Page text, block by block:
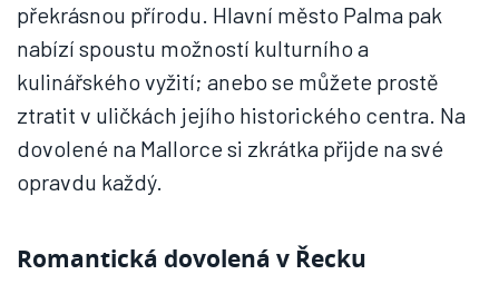
překrásnou přírodu. Hlavní město Palma pak
nabízí spoustu možností kulturního a
kulinářského vyžití; anebo se můžete prostě
ztratit v uličkách jejího historického centra. Na
dovolené na Mallorce si zkrátka přijde na své
opravdu každý.
Romantická dovolená v Řecku